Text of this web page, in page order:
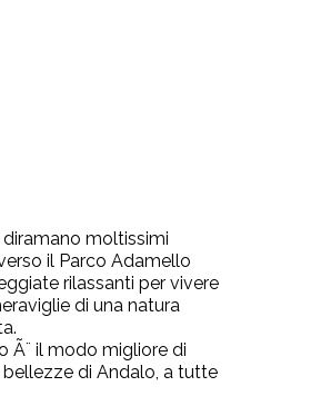
moltissimi
il Parco Adamello
rilassanti per vivere
di una natura
Ã¨ il modo migliore di
di Andalo, a tutte